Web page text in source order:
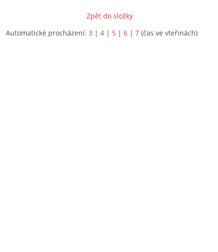
Zpět do složky
Automatické procházení: 3 | 4 | 5 | 6 | 7 (čas ve vteřinách)